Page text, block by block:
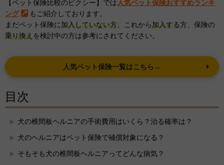
【ペット保険比較のピクシー】では人気ペット保険おすすめランキ
ング
もご紹介しております。
まだペット保険に加入していない方、これから加入する方、保険の
乗り換えを検討中の方は参考にされてください。
人気ペット保険一覧はこちら→
目次
犬の椎間板ヘルニアの手術費用はいくら？治る確率は？
犬のヘルニアはペット保険で補償対象になる？
そもそも犬の椎間板ヘルニアってどんな病気？